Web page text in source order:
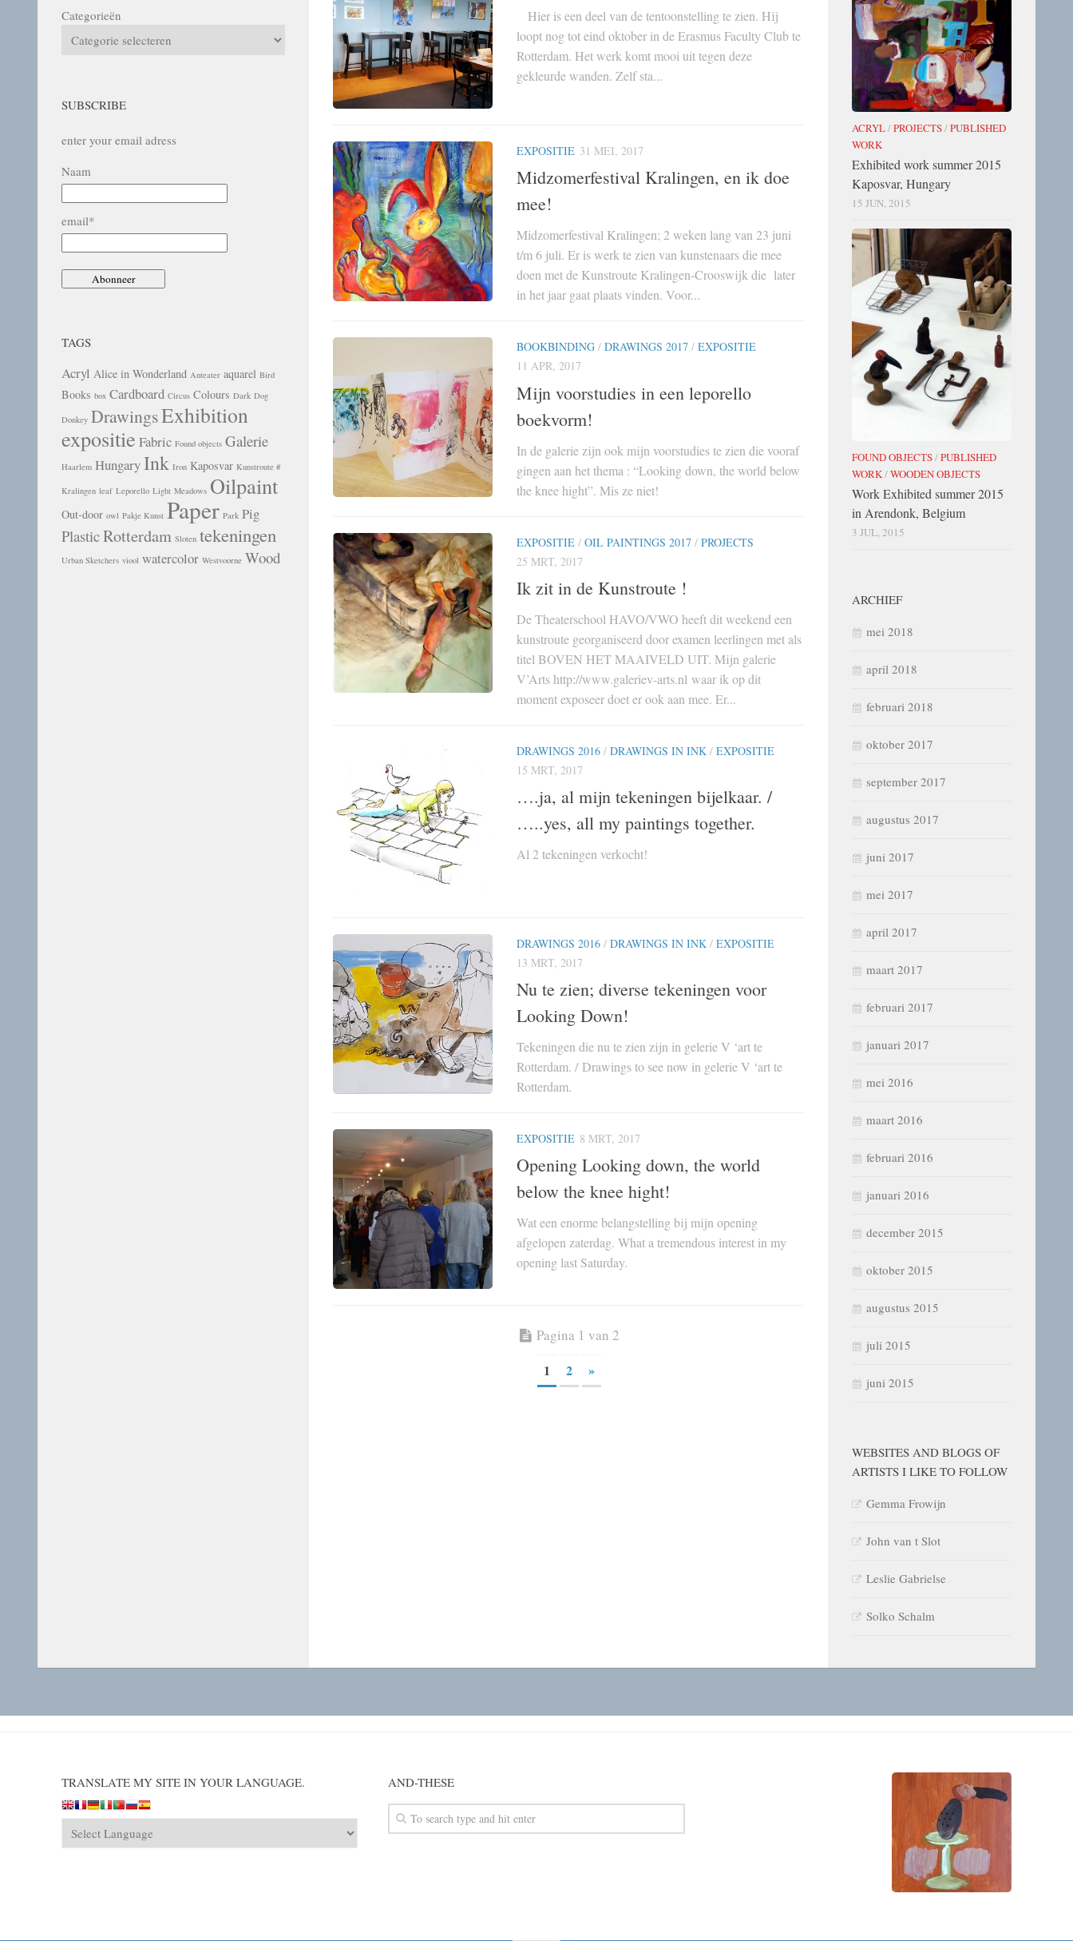
Hier is een deel van de tentoonstelling te zien. Hij
loopt nog tot eind oktober in de Erasmus Faculty Club te
Rotterdam. Het werk komt mooi uit tegen deze
gekleurde wanden. Zelf sta...
EXPOSITIE 31 MEI, 2017
Midzomerfestival Kralingen, en ik doe
mee!
Midzomerfestival Kralingen; 2 weken lang van 23 juni
t/m 6 juli. Er is werk te zien van kunstenaars die mee
doen met de Kunstroute Kralingen-Crooswijk die later
in het jaar gaat plaats vinden. Voor...
BOOKBINDING / DRAWINGS 2017 / EXPOSITIE
11 APR, 2017
Mijn voorstudies in een leporello
boekvorm!
In de galerie zijn ook mijn voorstudies te zien die vooraf
gingen aan het thema : “Looking down, the world below
the knee hight”. Mis ze niet!
EXPOSITIE / OIL PAINTINGS 2017 / PROJECTS
25 MRT, 2017
Ik zit in de Kunstroute !
De Theaterschool HAVO/VWO heeft dit weekend een
kunstroute georganiseerd door examen leerlingen met als
titel BOVEN HET MAAIVELD UIT. Mijn galerie
V’Arts http://www.galeriev-arts.nl waar ik op dit
moment exposeer doet er ook aan mee. Er...
DRAWINGS 2016 / DRAWINGS IN INK / EXPOSITIE
15 MRT, 2017
….ja, al mijn tekeningen bijelkaar. /
…..yes, all my paintings together.
Al 2 tekeningen verkocht!
DRAWINGS 2016 / DRAWINGS IN INK / EXPOSITIE
13 MRT, 2017
Nu te zien; diverse tekeningen voor
Looking Down!
Tekeningen die nu te zien zijn in gelerie V ‘art te
Rotterdam. / Drawings to see now in gelerie V ‘art te
Rotterdam.
EXPOSITIE 8 MRT, 2017
Opening Looking down, the world
below the knee hight!
Wat een enorme belangstelling bij mijn opening
afgelopen zaterdag. What a tremendous interest in my
opening last Saturday.
Pagina 1 van 2
1
2 »
Categorieën
SUBSCRIBE
enter your email adress
Naam
email*
TAGS
Acryl Alice in Wonderland Anteater aquarel Bird
Books box Cardboard Circus Colours Dark Dog
Donkey DrawingsExhibition
expositie Fabric Found objects Galerie
Haarlem HungaryInk Iron Kaposvar Kunstroute #
Kralingen leaf Leporello Light Meadows Oilpaint
Out-door owl Pakje Kunst Paper Park Pig
PlasticRotterdam Sloten tekeningen
Urban Sketchers viool watercolor Westvoorne Wood
ACRYL/PROJECTS/PUBLISHED
WORK
Exhibited work summer 2015
Kaposvar, Hungary
15 JUN, 2015
FOUND OBJECTS/PUBLISHED
WORK/WOODEN OBJECTS
Work Exhibited summer 2015
in Arendonk, Belgium
3 JUL, 2015
ARCHIEF
mei 2018
april 2018
februari 2018
oktober 2017
september 2017
augustus 2017
juni 2017
mei 2017
april 2017
maart 2017
februari 2017
januari 2017
mei 2016
maart 2016
februari 2016
januari 2016
december 2015
oktober 2015
augustus 2015
juli 2015
juni 2015
WEBSITES AND BLOGS OF
ARTISTS I LIKE TO FOLLOW
Gemma Frowijn
John van t Slot
Leslie Gabrielse
Solko Schalm
TRANSLATE MY SITE IN YOUR LANGUAGE. AND-THESE